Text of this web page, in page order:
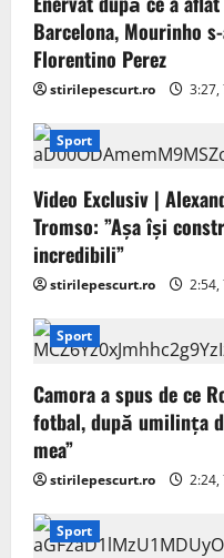
Barcelona, Mourinho
Florentino Perez
stirilepescurt.ro 3:27,
Sport
Video Exclusiv |
Tromso: ”Așa își
incredibili”
stirilepescurt.ro 2:54,
Sport
Camora a spus de ce
fotbal, după umilința
mea”
stirilepescurt.ro 2:24,
Sport